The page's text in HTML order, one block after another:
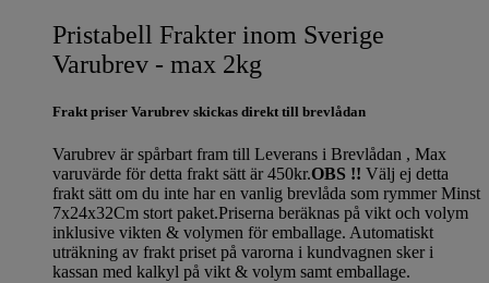
Pristabell Frakter inom Sverige
Varubrev - max 2kg
Frakt priser Varubrev skickas direkt till brevlådan
Varubrev är spårbart fram till Leverans i Brevlådan , Max
varuvärde för detta frakt sätt är 450kr.OBS !! Välj ej detta
frakt sätt om du inte har en vanlig brevlåda som rymmer Minst
7x24x32Cm stort paket.Priserna beräknas på vikt och volym
inklusive vikten & volymen för emballage. Automatiskt
uträkning av frakt priset på varorna i kundvagnen sker i
kassan med kalkyl på vikt & volym samt emballage.